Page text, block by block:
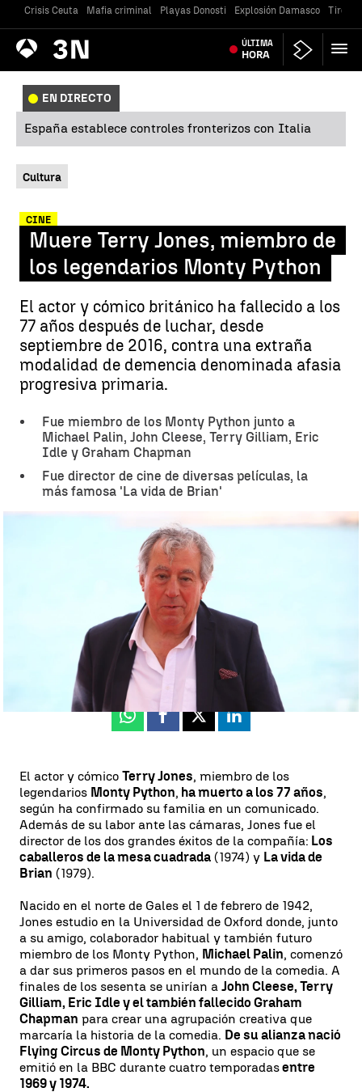
Crisis Ceuta Mafia criminal Playas Donosti Explosión Damasco Tiroteo
Antena
3 Noticias ÚLTIMA
HORA
EN DIRECTO
España establece controles fronterizos con Italia
Cultura
CINE
Muere Terry Jones, miembro de
los legendarios Monty Python
El actor y cómico británico ha fallecido a los
77 años después de luchar, desde
septiembre de 2016, contra una extraña
modalidad de demencia denominada afasia
progresiva primaria.
Fue miembro de los Monty Python junto a
Michael Palin, John Cleese, Terry Gilliam, Eric
Idle y Graham Chapman
Fue director de cine de diversas películas, la
más famosa 'La vida de Brian'
Muere Terry Jones, miembro de los legendarios Monty Python |
Antena 3 Noticias
Actualizado:
22 de enero de 2020, 22:29
Publicado:
22 de enero de 2020, 18:44
Whatsapp
Facebook
X Linkedin
El actor y cómico Terry Jones, miembro de los
legendarios Monty Python, ha muerto a los 77 años,
según ha confirmado su familia en un comunicado.
Además de su labor ante las cámaras, Jones fue el
director de los dos grandes éxitos de la compañía: Los
caballeros de la mesa cuadrada (1974) y La vida de
Brian (1979).
Nacido en el norte de Gales el 1 de febrero de 1942,
Jones estudio en la Universidad de Oxford donde, junto
a su amigo, colaborador habitual y también futuro
miembro de los Monty Python, Michael Palin, comenzó
a dar sus primeros pasos en el mundo de la comedia. A
finales de los sesenta se unirían a John Cleese, Terry
Gilliam, Eric Idle y el también fallecido Graham
Chapman para crear una agrupación creativa que
marcaría la historia de la comedia. De su alianza nació
Flying Circus de Monty Python, un espacio que se
emitió en la BBC durante cuatro temporadasentre
1969 y 1974.